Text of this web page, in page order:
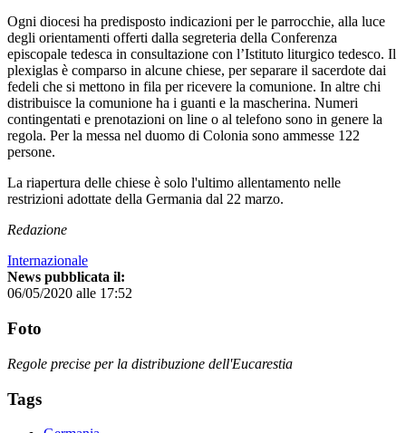
Ogni diocesi ha predisposto indicazioni per le parrocchie, alla luce
degli orientamenti offerti dalla segreteria della Conferenza
episcopale tedesca in consultazione con l’Istituto liturgico tedesco. Il
plexiglas è comparso in alcune chiese, per separare il sacerdote dai
fedeli che si mettono in fila per ricevere la comunione. In altre chi
distribuisce la comunione ha i guanti e la mascherina. Numeri
contingentati e prenotazioni on line o al telefono sono in genere la
regola. Per la messa nel duomo di Colonia sono ammesse 122
persone.
La riapertura delle chiese è solo l'ultimo allentamento nelle
restrizioni adottate della Germania dal 22 marzo.
Redazione
Internazionale
News pubblicata il:
06/05/2020 alle 17:52
Foto
Regole precise per la distribuzione dell'Eucarestia
Tags